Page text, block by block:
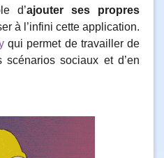
d’ajouter ses propres
à l’infini cette application.
qui permet de travailler de
sociaux et d’en